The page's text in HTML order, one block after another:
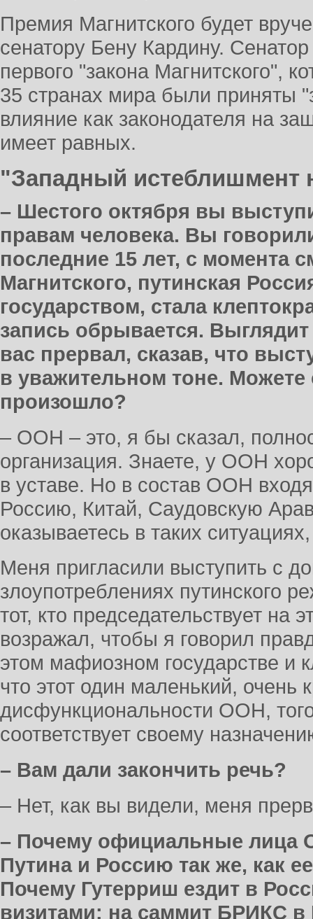
Премия Магнитского будет
сенатору Бену Кардину.
первого "закона Магнитского",
35 странах мира были приняты
влияние как законодателя на
имеет равных.
"Западный истеблишмент
– Шестого октября вы
правам человека. Вы
последние 15 лет, с момента
Магнитского, путинская
государством, стала
запись обрывается. Выглядит
вас прервал, сказав, что
в уважительном тоне. Можете
произошло?
– ООН – это, я бы сказал,
организация. Знаете, у ООН
в уставе. Но в состав ООН
Россию, Китай, Саудовскую
оказываетесь в таких
Меня пригласили выступить с
злоупотреблениях путинского
тот, кто председательствует на
возражал, чтобы я говорил
этом мафиозном государстве и
что этот один маленький, очень
дисфункциональности ООН,
соответствует своему
– Вам дали закончить речь?
– Нет, как вы видели, меня
– Почему официальные лица
Путина и Россию так же, как
Почему Гутерриш ездит в
визитами: на саммит БРИКС в